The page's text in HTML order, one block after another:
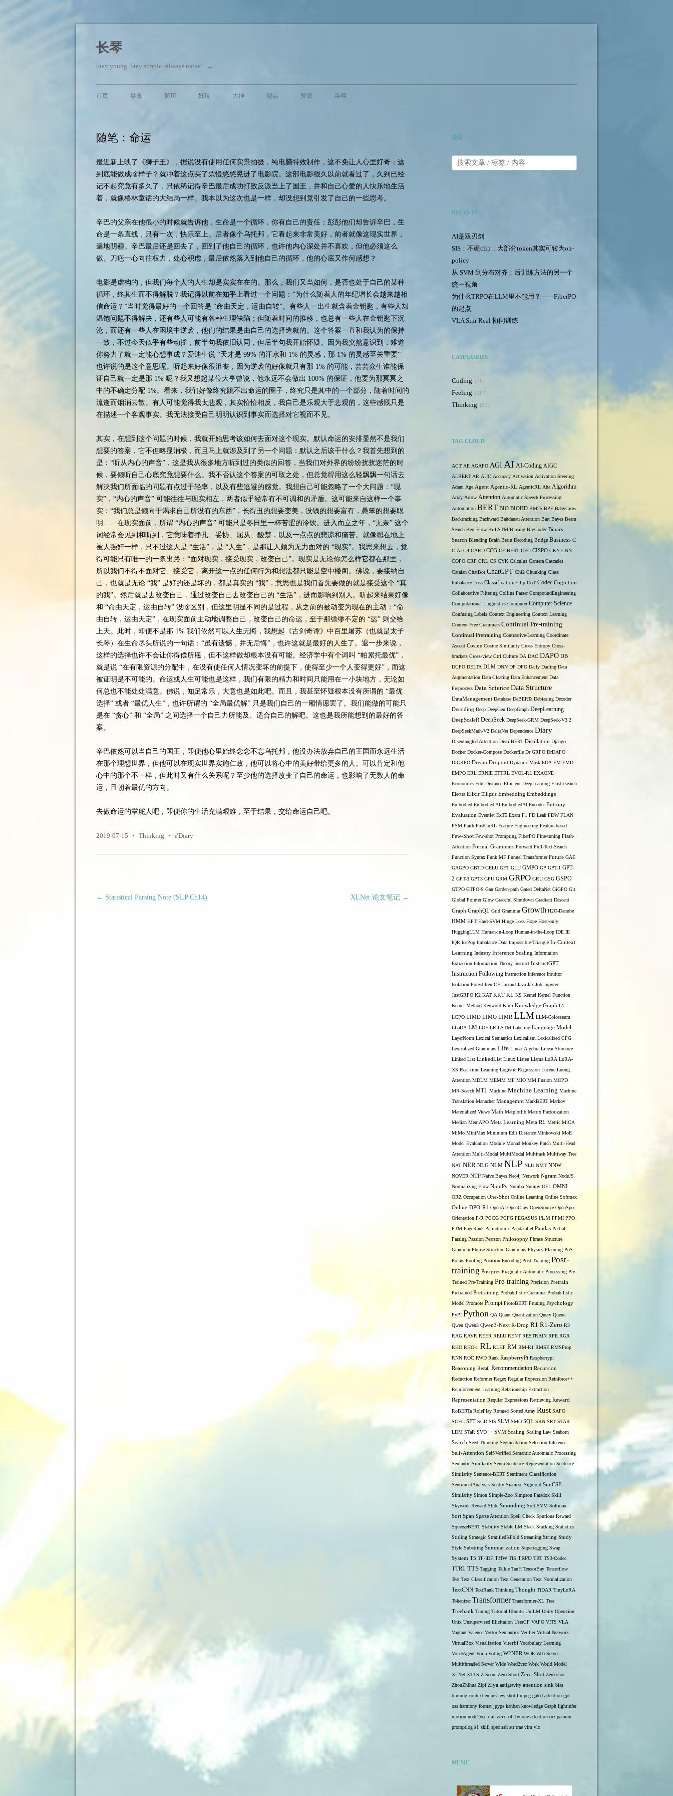
长琴
Stay young. Stay simple. Always naive! →
首页 导览 简历 好玩 大神 观点 资源 存档
随笔：命运
最近新上映了《狮子王》，据说没有使用任何实景拍摄，纯电脑特效制作，这不免让人心里好奇：这
到底能做成啥样子？就冲着这点买了票慢悠悠晃进了电影院。这部电影很久以前就看过了，久到已经
记不起究竟有多久了，只依稀记得辛巴最后成功打败反派当上了国王，并和自己心爱的人快乐地生活
着，就像格林童话的大结局一样。我本以为这次也是一样，却没想到竟引发了自己的一些思考。
辛巴的父亲在他很小的时候就告诉他，生命是一个循环，你有自己的责任；彭彭他们却告诉辛巴，生
命是一条直线，只有一次，快乐至上。后者像个乌托邦，它看起来非常美好，前者就像这现实世界，
遍地阴霾。辛巴最后还是回去了，回到了他自己的循环，也许他内心深处并不喜欢，但他必须这么
做。刀疤一心向往权力，处心积虑，最后依然落入到他自己的循环，他的心底又作何感想？
电影是虚构的，但我们每个人的人生却是实实在在的。那么，我们又当如何，是否也处于自己的某种
循环，终其生而不得解脱？我记得以前在知乎上看过一个问题：“为什么随着人的年纪增长会越来越相
信命运？”当时觉得最好的一个回答是 “命由天定，运由自转”。有些人一出生就含着金钥匙，有些人却
温饱问题不得解决，还有些人可能有各种生理缺陷；但随着时间的推移，也总有一些人在金钥匙下沉
沦，而还有一些人在困境中逆袭，他们的结果是由自己的选择造就的。这个答案一直和我认为的保持
一致，不过今天似乎有些动摇，前半句我依旧认同，但后半句我开始怀疑。因为我突然意识到，难道
你努力了就一定能心想事成？爱迪生说 “天才是 99% 的汗水和 1% 的灵感，那 1% 的灵感至关重要”
也许说的是这个意思呢。听起来好像很沮丧，因为逆袭的好像就只有那 1% 的可能，芸芸众生谁能保
证自己就一定是那 1% 呢？我又想起某位大亨曾说，他永远不会做出 100% 的保证，他要为那冥冥之
中的不确定分配 1%。看来，我们好像终究跳不出命运的圈子，终究只是其中的一个部分，随着时间的
流逝而烟消云散。有人可能觉得我太悲观，其实恰恰相反，我自己是乐观大于悲观的，这些感慨只是
在描述一个客观事实。我无法接受自己明明认识到事实而选择对它视而不见。
其实，在想到这个问题的时候，我就开始思考该如何去面对这个现实。默认命运的安排显然不是我们
想要的答案，它不但略显消极，而且马上就涉及到了另一个问题：默认之后该干什么？我首先想到的
是：“听从内心的声音”，这是我从很多地方听到过的类似的回答，当我们对外界的纷纷扰扰迷茫的时
候，要倾听自己心底究竟想要什么。我不否认这个答案的可取之处，但总觉得用这么轻飘飘一句话去
解决我们所面临的问题有点过于轻率，以及有些逃避的感觉。我想自己可能忽略了一个大问题：“现
实”，“内心的声音” 可能往往与现实相左，两者似乎经常有不可调和的矛盾。这可能来自这样一个事
实：“我们总是倾向于渴求自己所没有的东西”，长得丑的想要变美，没钱的想要富有，愚笨的想要聪
明……在现实面前，所谓 “内心的声音” 可能只是冬日里一杯苦涩的冷饮。进入而立之年，“无奈” 这个
词经常会见到和听到，它意味着挣扎、妥协、屈从、酸楚，以及一点点的悲凉和痛苦。就像摁在地上
被人强奸一样，只不过这人是 “生活”，是 “人生”，是那让人颇为无力面对的 “现实”。我思来想去，觉
得可能只有唯一的一条出路：“面对现实，接受现实，改变自己”。现实是无论你怎么样它都在那里，
所以我们不得不面对它、接受它，离开这一点的任何行为和想法都只能是空中楼阁。佛说，要接纳自
己，也就是无论 “我” 是好的还是坏的，都是真实的 “我”，意思也是我们首先要做的就是接受这个 “真
的我”。然后就是去改变自己，通过改变自己去改变自己的 “生活”，进而影响到别人。听起来结果好像
和 “命由天定，运由自转” 没啥区别，但这里明显不同的是过程，从之前的被动变为现在的主动：“命
由自转，运由天定”，在现实面前主动地调整自己，改变自己的命运，至于那缥缈不定的 “运” 则交给
上天。此时，即便不是那 1% 我们依然可以人生无悔，我想起《古剑奇谭》中百里屠苏（也就是太子
长琴）在生命尽头所说的一句话：“虽有遗憾，并无后悔”，也许这就是最好的人生了。退一步来说，
这样的选择也许不会让你得偿所愿，但不这样做却根本没有可能。经济学中有个词叫 “帕累托最优”，
就是说 “在有限资源的分配中，在没有使任何人情况变坏的前提下，使得至少一个人变得更好”，而这
被证明是不可能的。命运或人生可能也是这样，我们有限的精力和时间只能用在一小块地方，无论如
何总也不能处处满意。佛说，知足常乐，大意也是如此吧。而且，我甚至怀疑根本没有所谓的 “最优
选择” 或者 “最优人生”，也许所谓的 “全局最优解” 只是我们自己的一厢情愿罢了。我们能做的可能只
是在 “贪心” 和 “全局” 之间选择一个自己力所能及、适合自己的解吧。这也是我所能想到的最好的答
案。
辛巴依然可以当自己的国王，即便他心里始终念念不忘乌托邦，他没办法放弃自己的王国而永远生活
在那个理想世界，但他可以在现实世界实施仁政，他可以将心中的美好带给更多的人。可以肯定和他
心中的那个不一样，但此时又有什么关系呢？至少他的选择改变了自己的命运，也影响了无数人的命
运，且朝着最优的方向。
去做命运的掌舵人吧，即便你的生活充满艰难，至于结果，交给命运自己吧。
2019-07-15 • Thinking • Diary
文章导航
← Statistical Parsing Note (SLP Ch14) XLNet 论文笔记 →
搜索
RECENTS
AI是双刃剑
SIS：不硬clip，大部分token其实可转为on-
policy
从 SVM 到分布对齐：后训练方法的另一个
统一视角
为什么TRPO在LLM里不能用？——FiberPO
的起点
VLA Sim-Real 协同训练
CATEGORIES
Coding 78
Feeling 167
Thinking 63
TAG CLOUD
ACT AE AGAPO AGI AI AI-Coding AIGC
ALBERT AR AUC Accuracy Activation Activation Steering
Adam Age Agent Agentic-RL AgenticRL Aha Algorithm
Array Arrow Attention Automatic Speech Processing
Automation BERT BIO BIOHD BM25 BPE BabyGrow
Backtracking Backward Bahdanau Attention Bart Bayes Beam
Search Bert-Flow Bi-LSTM Biasing BigCodec Binary
Search Blending Brain Brain Decoding Bridge Business C
C.AI C4 CARD CCG CE BERT CFG CISPO CKY CNN
COPO CRF CRL CS CYK Calculus Camera Cascades
Catalan ChatBot ChatGPT Chi2 Chunking Class
Imbalance Loss Classification Clip CoT Codec Cognition
Collaborative Filtering Collins Parser CompoundEngineering
Computational Linguistics Computer Computer Science
Confusing Labels Context Engineering Context Learning
Context-Free Grammars Continual Pre-training
Continual Pretraining Contrastive-Learning Coordinate
Ascent Cosine Cosine Similarity Cross Entropy Cross-
brackets Cross-view Ctrl Culture DA DAC DAPO DB
DCPO DELTA DLM DNN DP DPO Daily Darling Data
Augmentation Data Clearing Data Enhancement Data
Preprocess Data Science Data Structure
DataManagement Database DeBERTa Debiasing Decoder
Decoding Deep DeepGen DeepGraph DeepLearning
DeepScaleR DeepSeek DeepSeek-GRM DeepSeek-V3.2
DeepSeekMath-V2 DeltaNet Dependence Diary
Disentangled Attention DistilBERT Distillation Django
Docker Docker-Compose Dockerfile Dr GRPO DrDAPO
DrGRPO Dream Dropout Dynamic-Mask EDA EM EMD
EMPO ERL ERNIE ETTRL EVOL-RL EXAONE
Economics Edit Distance Efficient-DeepLearning Elasticsearch
Electra Elixir Ellipsis Embedding Embeddings
Embodied Embodied AI EmbodiedAI Encoder Entropy
Evaluation Eventlet ExT5 Exam F1 FD Leak FDW FLAN
FSM Faith FastCuRL Feature Engineering Feature-based
Few-Shot Few-shot Prompting FiberPO Fine-tuning Flash-
Attention Formal Grammars Forward Full-Text-Search
Function Syntax Funk MF Funnel Transformer Future GAE
GAGPO GBTD GELU GFT GLU GMPO GP GPT-1 GPT-
2 GPT-3 GPT3 GPU GRM GRPO GRU GSG GSPO
GTPO GTPO-S Gan Garden-path Gated DeltaNet GiGPO Git
Global Pointer Glow Graceful Shutdown Gradient Descent
Graph GraphQL Grid Grammar Growth H2O-Danube
HMM HPT Hard-SVM Hinge Loss Hope Host-only
HuggingLLM Human-in-Loop Human-in-the-Loop IDE IE
IQR IcePop Imbalance Data Impossible-Triangle In-Context
Learning Industry Inference Scaling Information
Extraction Information Theory Instruct InstructGPT
Instruction Following Instruction Inference Intuitor
Isolation Forest ItemCF Jaccard Java Jax Job Jupyter
JustGRPO K2 KAT KKT KL KS Kernel Kernel Function
Kernel Method Keyword Kimi Knowledge Graph L1
LCPO LIMD LIMO LIMR LLM LLM-Colosseum
LLaDA LM LOF LR LSTM Labeling Language Model
LayerNorm Lexical Semantics Lexicalism Lexicalized CFG
Lexicalized Grammars Life Linear Algebra Linear Sturcture
Linked List LinkedList Linux Listen Llama LoRA LoRA-
XS Real-time Learning Logistic Regression Lucene Luong
Attention MDLM MEMM MF MIO MM Fusion MOPD
MR-Search MTL Machine Machine Learning Machine
Translation Manacher Managemnt MarkBERT Markov
Materialized Views Math Matplotlib Matrix Factorization
Median MemAPO Meta Learning Meta RL Metric MiCA
MiMo MiniMax Minimum Edit Distance Minkowski MoE
Model Evaluation Module Monad Monkey Patch Multi-Head
Attention Multi-Modal MultiModal Multitask Multiway Tree
NAT NER NLG NLM NLP NLU NMT NNW
NOVER NTP Naive Bayes Neo4j Network Ngram NodeJS
Normalizing Flow NumPy Numba Numpy OEL OMNI
ORZ Occupation One-Shot Online Learning Online Softmax
Online-DPO-R1 OpenAI OpenClaw OpenSource OpenSpec
Orientation P-R PCCG PCFG PEGASUS PLM PPMI PPO
PTM PageRank Palindromic Pandarallel Pandas Partial
Parsing Passion Pearson Philosophy Phrase Structure
Grammar Phrase Structure Grammars Physics Planning PoS
Polars Pooling Position-Encoding Post-Training Post-
training Postgres Pragmatic Automatic Processing Pre-
Trained Pre-Training Pre-training Precision Pretrain
Pretrained Pretraining Probabilistic Grammar Probabilistic
Model Promote Prompt ProtoBERT Pruning Psychology
PyPI Python QA Quant Quantization Query Queue
Qwen Qwen3 Qwen3-Next R-Drop R1 R1-Zero R3
RAG RAVR REER RELU RENT RESTRAIN RFE RGR
RHO RHO-1 RL RLHF RM RM-R1 RMSE RMSProp
RNN ROC RWD Rank RaspberryPi Raspberrypi
Reasoning Recall Recommendation Recursion
Reduction Reformer Regex Regular Expression Reinforce++
Reinforcement Learning Relationship Extraction
Representation Reqular Expressions Retrieving Reward
RoBERTa RolePlay Rotated Sorted Array Rust SAPO
SCFG SFT SGD SIS SLM SMO SQL SRN SRT STAR-
LDM STaR SVD++ SVM Scaling Scaling Law Seaborn
Search Seed-Thinking Segmentation Selection-Inference
Self-Attention Self-Verified Semantic Automatic Processing
Semantic Similarity Senta Sentence Representation Sentence
Similarity Sentence-BERT Sentiment Classification
SentimentAnalysis Sentry Siamese Sigmoid SimCSE
Similarity Simon Simple-Zoo Simpson Paradox Skill
Skywork Reward Slide Smoothing Soft-SVM Softmax
Sort Span Sparse Attention Spell Check Spurious Reward
SqueezeBERT Stability Stable LM Stack Stacking Statistics
Stirling Strategic StratifiedKFold Streaming String Study
Style Substring Summarization Supertagging Swap
System T5 TF-IDF THW TIS TRPO TRT TS3-Codec
TTRL TTS Tagging Talkie TanH TensorBay Tensorflow
Test Text Classification Text Generation Text Normalization
TextCNN TextRank Thinking Thought TiDAR TinyLoRA
Tokenizer Transformer Transformer-XL Tree
Treebank Tuning Tutorial Ubuntu UniLM Unity Operation
Unix Unsupervised Elicitation UserCF VAPO VITS VLA
Vagrant Valence Vector Semantics Verifier Virtual Network
VirtualBox Visualization Viterbi Vocabulary Learning
VoiceAgent Voila Voting W2NER WOE Web Server
Multithreaded Server Wide Word2vec Work World Model
XLNet XTTS Z-Score Zero-Short Zero-Shot Zero-shot
ZhouZhihua Zipf Ziya antigravity attention sink bias
binning context emacs few-shot ffmpeg gated attention gpt-
oss harmony format jpype kanban knowledge Graph lightinfer
motion node2vec oat-zero off-by-one attention orz pararun
promptlog s1 skill spec ssh str trae vim vlc
MUSIC